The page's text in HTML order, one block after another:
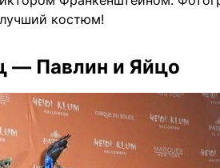
костюм!
— Павлин и Яйцо